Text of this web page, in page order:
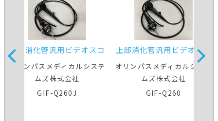
上部消化管汎用ビデオスコ
ープ
オリンパスメディカルシステ
ムズ株式会社
GIF-Q260J
上部消化管汎用ビデオスコ
ープ
オリンパスメディカルシステ
ムズ株式会社
GIF-Q260